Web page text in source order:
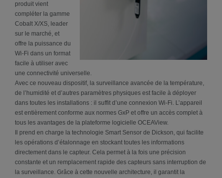
produit vient
compléter la gamme
Cobalt X/XS, leader
sur le marché, et
offre la puissance du
Wi-Fi dans un format
facile à utiliser avec
une connectivité universelle.
Avec ce nouveau dispositif, la surveillance avancée de la température,
de l’humidité et d’autres paramètres physiques est facile à déployer
dans toutes les installations : il suffit d’une connexion Wi-Fi. L’appareil
est entièrement conforme aux normes GxP et offre un accès complet à
tous les avantages de la plateforme logicielle OCEAView.
Il prend en charge la technologie Smart Sensor de Dickson, qui facilite
les opérations d’étalonnage en stockant toutes les informations
directement dans le capteur. Cela permet à la fois une précision
constante et un remplacement rapide des capteurs sans interruption de
la surveillance. Grâce à cette nouvelle architecture, il garantit la